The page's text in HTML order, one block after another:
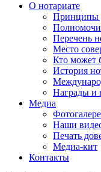
О нотариате
Принципы
Перечень
Место
Кто может
История
Награды и
Медиа
Наши
Печать
Медиа-кит
Контакты